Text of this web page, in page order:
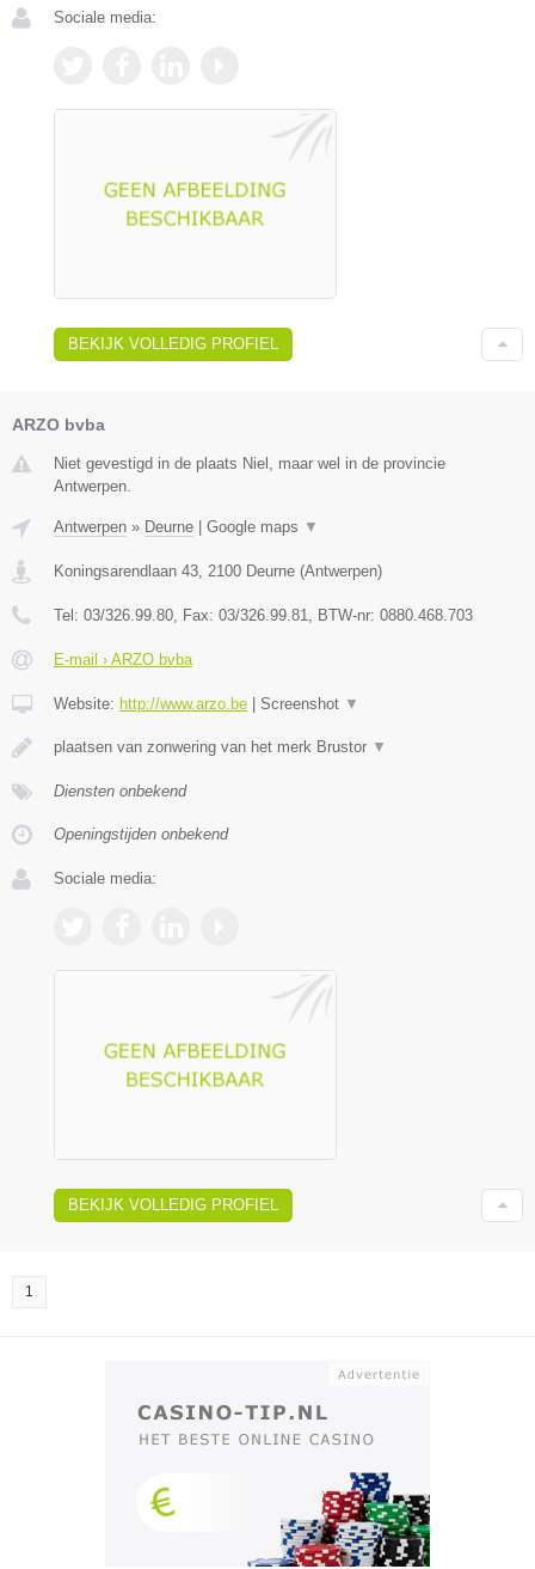
Sociale media:
BEKIJK VOLLEDIG PROFIEL
ARZO bvba
Niet gevestigd in de plaats Niel, maar wel in de provincie
Antwerpen.
Antwerpen » Deurne Google maps ▼
Koningsarendlaan 43 2100 Deurne (Antwerpen)
Tel: 03/326.99.80 , Fax: 03/326.99.81 , BTW-nr: 0880.468.703
E-mail › ARZO bvba
Website: http://www.arzo.be Screenshot ▼
plaatsen van zonwering van het merk Brustor ▼
Diensten onbekend
Openingstijden onbekend
Sociale media:
BEKIJK VOLLEDIG PROFIEL
1